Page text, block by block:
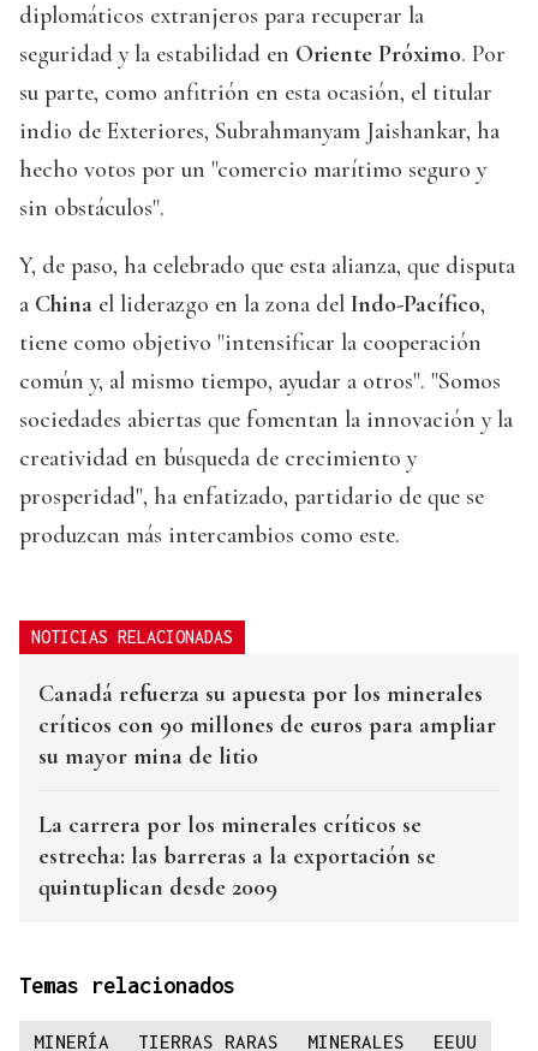
diplomáticos extranjeros para recuperar la
seguridad y la estabilidad en Oriente Próximo. Por
su parte, como anfitrión en esta ocasión, el titular
indio de Exteriores, Subrahmanyam Jaishankar, ha
hecho votos por un "comercio marítimo seguro y
sin obstáculos".
Y, de paso, ha celebrado que esta alianza, que disputa
a China el liderazgo en la zona del Indo-Pacífico,
tiene como objetivo "intensificar la cooperación
común y, al mismo tiempo, ayudar a otros". "Somos
sociedades abiertas que fomentan la innovación y la
creatividad en búsqueda de crecimiento y
prosperidad", ha enfatizado, partidario de que se
produzcan más intercambios como este.
NOTICIAS RELACIONADAS
Canadá refuerza su apuesta por los minerales
críticos con 90 millones de euros para ampliar
su mayor mina de litio
La carrera por los minerales críticos se
estrecha: las barreras a la exportación se
quintuplican desde 2009
Temas relacionados
MINERÍA TIERRAS RARAS MINERALES EEUU